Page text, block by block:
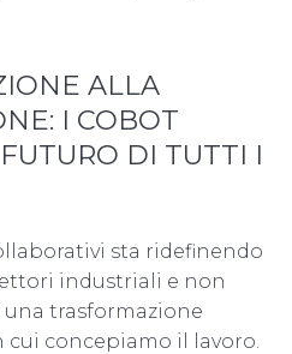
ALLA
I COBOT
DI TUTTI I
sta ridefinendo
industriali e non
trasformazione
concepiamo il lavoro.